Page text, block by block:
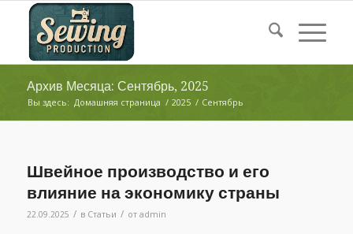
Архив Месяца: Сентябрь, 2025
Вы здесь: Домашняя страница / 2025 / Сентябрь
Швейное производство и его
влияние на экономику страны
22.09.2025 / в Статьи / от admin